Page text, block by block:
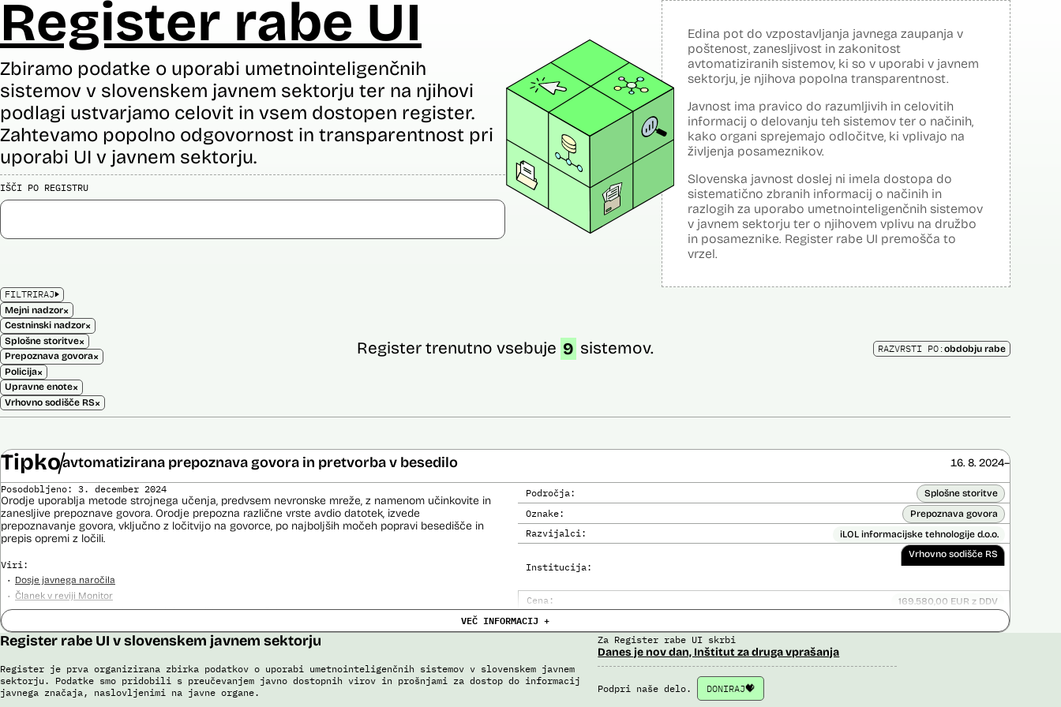
Register rabe UI
Zbiramo podatke o uporabi umetnointeligenčnih
sistemov v slovenskem javnem sektorju ter na njihovi
podlagi ustvarjamo celovit in vsem dostopen register.
Zahtevamo popolno odgovornost in transparentnost pri
uporabi UI v javnem sektorju.
IŠČI PO REGISTRU
Edina pot do vzpostavljanja javnega zaupanja v
poštenost, zanesljivost in zakonitost
avtomatiziranih sistemov, ki so v uporabi v javnem
sektorju, je njihova popolna transparentnost.
Javnost ima pravico do razumljivih in celovitih
informacij o delovanju teh sistemov ter o načinih,
kako organi sprejemajo odločitve, ki vplivajo na
življenja posameznikov.
Slovenska javnost doslej ni imela dostopa do
sistematično zbranih informacij o načinih in
razlogih za uporabo umetnointeligenčnih sistemov
v javnem sektorju ter o njihovem vplivu na družbo
in posameznike. Register rabe UI premošča to
vrzel.
FILTRIRAJ
Mejni nadzor×
Cestninski nadzor×
Splošne storitve×
Prepoznava govora×
Policija×
Upravne enote×
Vrhovno sodišče RS×
Register trenutno vsebuje 9 sistemov. RAZVRSTI PO:obdobju rabe
Tipkoavtomatizirana prepoznava govora in pretvorba v besedilo 16. 8. 2024–
Področja: Splošne storitve
Oznake: Prepoznava govora
Razvijalci: iLOL informacijske tehnologije d.o.o.
Institucija:
Vrhovno sodišče RS
Cena: 169.580,00 EUR z DDV
Trajanje licence:
Analiza učinka na človekove pravice opravljena:
Analiza učinka na osebne podatke opravljena:
Posodobljeno: 3. december 2024
Orodje uporablja metode strojnega učenja, predvsem nevronske mreže, z namenom učinkovite in
zanesljive prepoznave govora. Orodje prepozna različne vrste avdio datotek, izvede
prepoznavanje govora, vključno z ločitvijo na govorce, po najboljših močeh popravi besedišče in
prepis opremi z ločili.
Viri:
Dosje javnega naročila
Članek v reviji Monitor
Odgovor na zahtevo za dostop do informacij javnega značaja
VEČ INFORMACIJ +
Register rabe UI v slovenskem javnem sektorju
Register je prva organizirana zbirka podatkov o uporabi umetnointeligenčnih sistemov v slovenskem javnem
sektorju. Podatke smo pridobili s preučevanjem javno dostopnih virov in prošnjami za dostop do informacij
javnega značaja, naslovljenimi na javne organe.
Za Register rabe UI skrbi
Danes je nov dan, Inštitut za druga vprašanja
Podpri naše delo. DONIRAJ